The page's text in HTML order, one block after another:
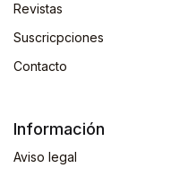
Revistas
Suscricpciones
Contacto
Información
Aviso legal